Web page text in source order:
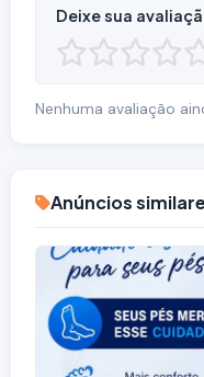
Deixe sua
Nenhuma avaliação
Anúncios